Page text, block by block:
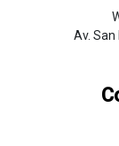
Av.